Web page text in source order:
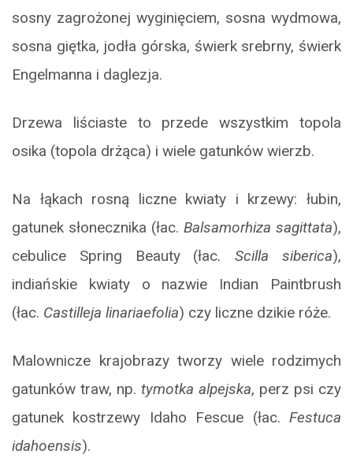
sosny zagrożonej wyginięciem, sosna wydmowa,
sosna giętka, jodła górska, świerk srebrny, świerk
Engelmanna i daglezja.
Drzewa liściaste to przede wszystkim topola
osika (topola drżąca) i wiele gatunków wierzb.
Na łąkach rosną liczne kwiaty i krzewy: łubin,
gatunek słonecznika (łac. Balsamorhiza sagittata),
cebulice Spring Beauty (łac. Scilla siberica),
indiańskie kwiaty o nazwie Indian Paintbrush
(łac. Castilleja linariaefolia) czy liczne dzikie róże.
Malownicze krajobrazy tworzy wiele rodzimych
gatunków traw, np. tymotka alpejska, perz psi czy
gatunek kostrzewy Idaho Fescue (łac. Festuca
idahoensis).